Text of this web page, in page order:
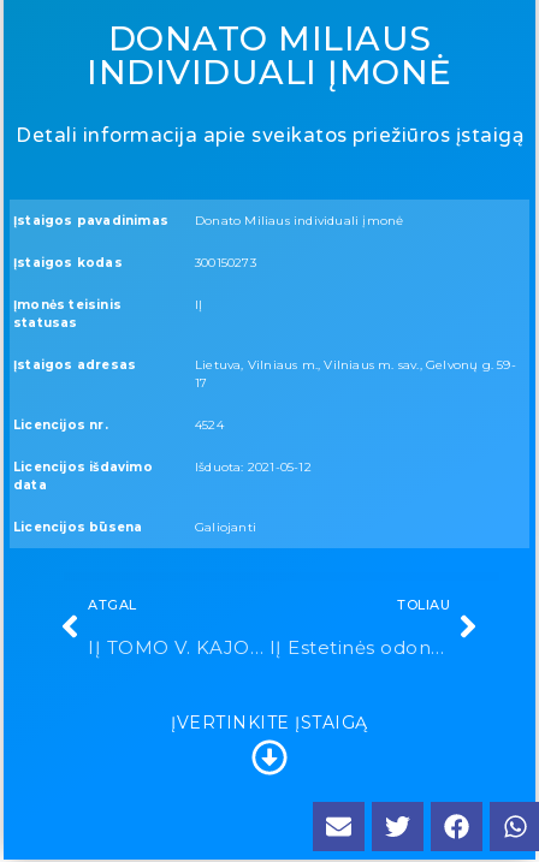
DONATO MILIAUS
INDIVIDUALI ĮMONĖ
Detali informacija apie sveikatos priežiūros įstaigą
Įstaigos pavadinimas Donato Miliaus individuali įmonė
Įstaigos kodas 300150273
Įmonės teisinis
statusas
IĮ
Įstaigos adresas
Lietuva, Vilniaus m., Vilniaus m. sav., Gelvonų g. 59-
17
Licencijos nr. 4524
Licencijos išdavimo
data
Išduota: 2021-05-12
Licencijos būsena Galiojanti
ATGAL
IĮ TOMO V. KAJOKO MEDICINOS PRAKTIKA
TOLIAU
IĮ Estetinės odontologijos centras „VivaDens“
ĮVERTINKITE ĮSTAIGĄ